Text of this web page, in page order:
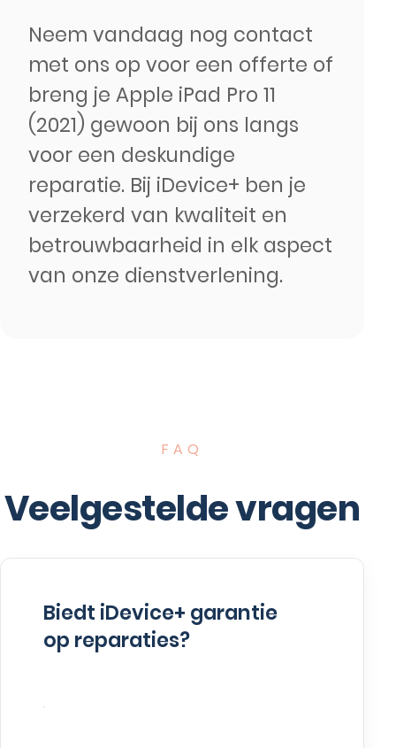
Neem vandaag nog contact
met ons op voor een offerte of
breng je Apple iPad Pro 11
(2021) gewoon bij ons langs
voor een deskundige
reparatie. Bij iDevice+ ben je
verzekerd van kwaliteit en
betrouwbaarheid in elk aspect
van onze dienstverlening.
FAQ
Veelgestelde vragen
Biedt iDevice+ garantie
op reparaties?